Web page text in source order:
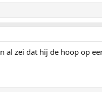
al zei dat hij de hoop op